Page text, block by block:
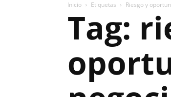
Inicio Etiquetas Riesgo y
Tag: